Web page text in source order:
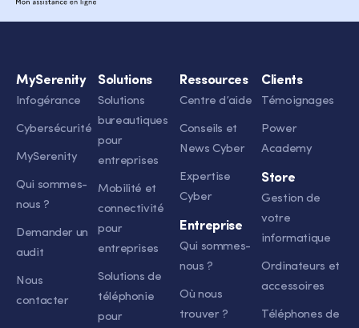
MySerenity
Infogérance
Cybersécurité
MySerenity
Qui sommes-
nous ?
Demander un
audit
Nous
contacter
Solutions
Solutions
bureautiques
pour
entreprises
Mobilité et
connectivité
pour
entreprises
Solutions de
téléphonie
pour
Ressources
Centre d’aide
Conseils et
News Cyber
Expertise
Cyber
Entreprise
Qui sommes-
nous ?
Où nous
trouver ?
Clients
Témoignages
Power
Academy
Store
Gestion de
votre
informatique
Ordinateurs et
accessoires
Téléphones de